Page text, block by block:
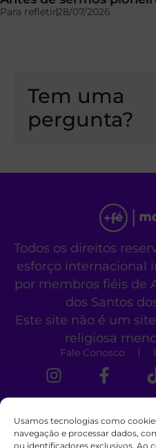
Usamos tecnologias como
navegação e processar dados,
ou identificadores exclusivos. Ao
Para refletir28/07/2026
Tem uma
pergunta?
Todos os direitos
esforço internacional
por membros fiéis de
dos Santos
Este site não é um
religiosa
Fale Conosco